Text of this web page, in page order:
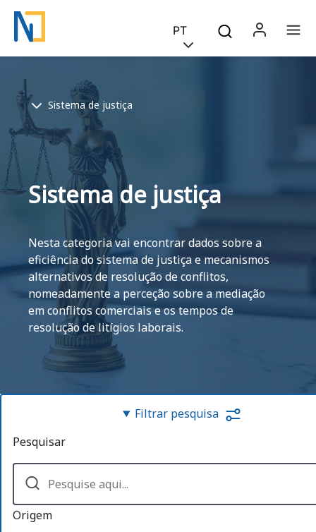
PT
Breadcrumb
Sistema de justiça
Sistema de justiça
Nesta categoria vai encontrar dados sobre a
eficiência do sistema de justiça e mecanismos
alternativos de resolução de conflitos,
nomeadamente a perceção sobre a mediação
em conflitos comerciais e os tempos de
resolução de litígios laborais.
Filtrar pesquisa
Pesquisar
Origem